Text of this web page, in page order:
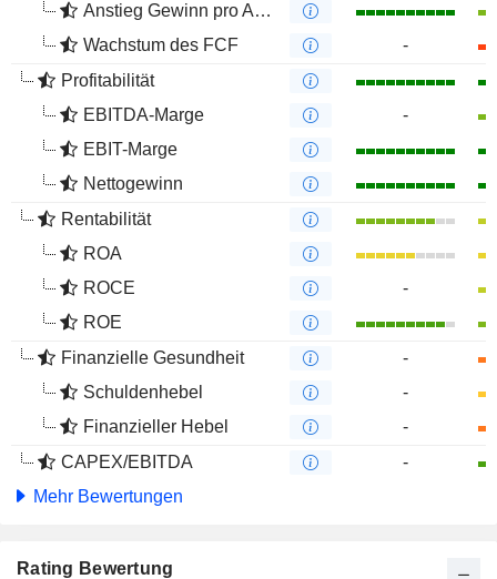
Anstieg Gewinn pro Aktie
Wachstum des FCF
-
Profitabilität
EBITDA-Marge
-
EBIT-Marge
Nettogewinn
Rentabilität
ROA
ROCE
-
ROE
Finanzielle Gesundheit
-
Schuldenhebel
-
Finanzieller Hebel
-
CAPEX/EBITDA
-
Mehr Bewertungen
Rating Bewertung